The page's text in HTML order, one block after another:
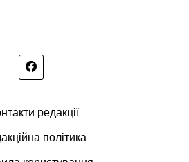
редакції
політика